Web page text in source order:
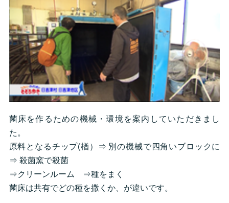
菌床を作るための機械・環境を案内していただきまし
た。
原料となるチップ(楢）⇒ 別の機械で四角いブロックに
⇒ 殺菌窯で殺菌
⇒クリーンルーム ⇒種をまく
菌床は共有でどの種を撒くか、が違いです。